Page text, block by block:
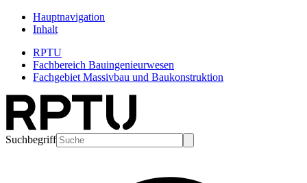
Hauptnavigation
Inhalt
RPTU
Fachbereich Bauingenieurwesen
Fachgebiet Massivbau und Baukonstruktion
Suchbegriff